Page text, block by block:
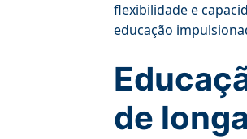
flexibilidade e
educação
de